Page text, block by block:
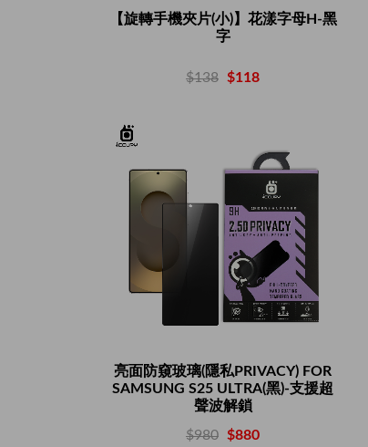
【旋轉手機夾片(小)】花漾字母H-黑
字
$138 $118
亮面防窺玻璃(隱私PRIVACY) FOR
SAMSUNG S25 ULTRA(黑)-支援超
聲波解鎖
$980 $880